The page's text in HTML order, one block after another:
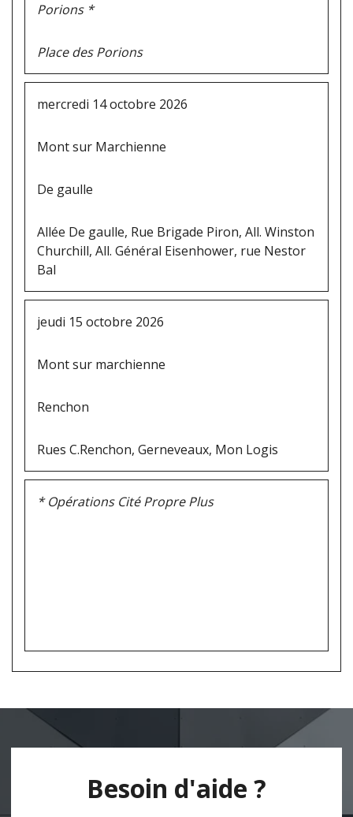
Porions *
Place des Porions
mercredi 14 octobre 2026
Mont sur Marchienne
De gaulle
Allée De gaulle, Rue Brigade Piron, All. Winston
Churchill, All. Général Eisenhower, rue Nestor
Bal
jeudi 15 octobre 2026
Mont sur marchienne
Renchon
Rues C.Renchon, Gerneveaux, Mon Logis
* Opérations Cité Propre Plus
Besoin d'aide ?